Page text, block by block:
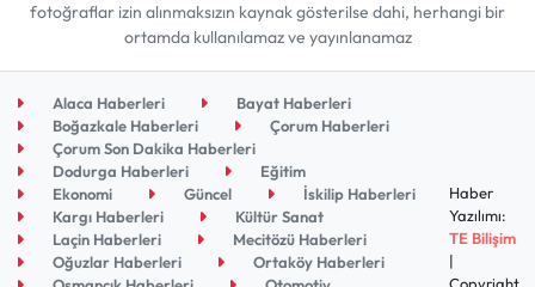
fotoğraflar izin alınmaksızın kaynak gösterilse dahi, herhangi bir
ortamda kullanılamaz ve yayınlanamaz
Alaca Haberleri
Bayat Haberleri
Boğazkale Haberleri
Çorum Haberleri
Çorum Son Dakika Haberleri
Dodurga Haberleri
Eğitim
Ekonomi
Güncel
İskilip Haberleri
Kargı Haberleri
Kültür Sanat
Laçin Haberleri
Mecitözü Haberleri
Oğuzlar Haberleri
Ortaköy Haberleri
Haber
Yazılımı:
TE Bilişim
|